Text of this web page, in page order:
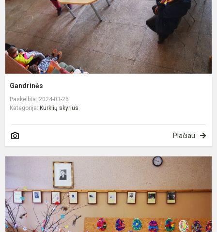
Gandrinės
Paskelbta: 2024-03-26
Kategorija: Kurklių skyrius
Plačiau